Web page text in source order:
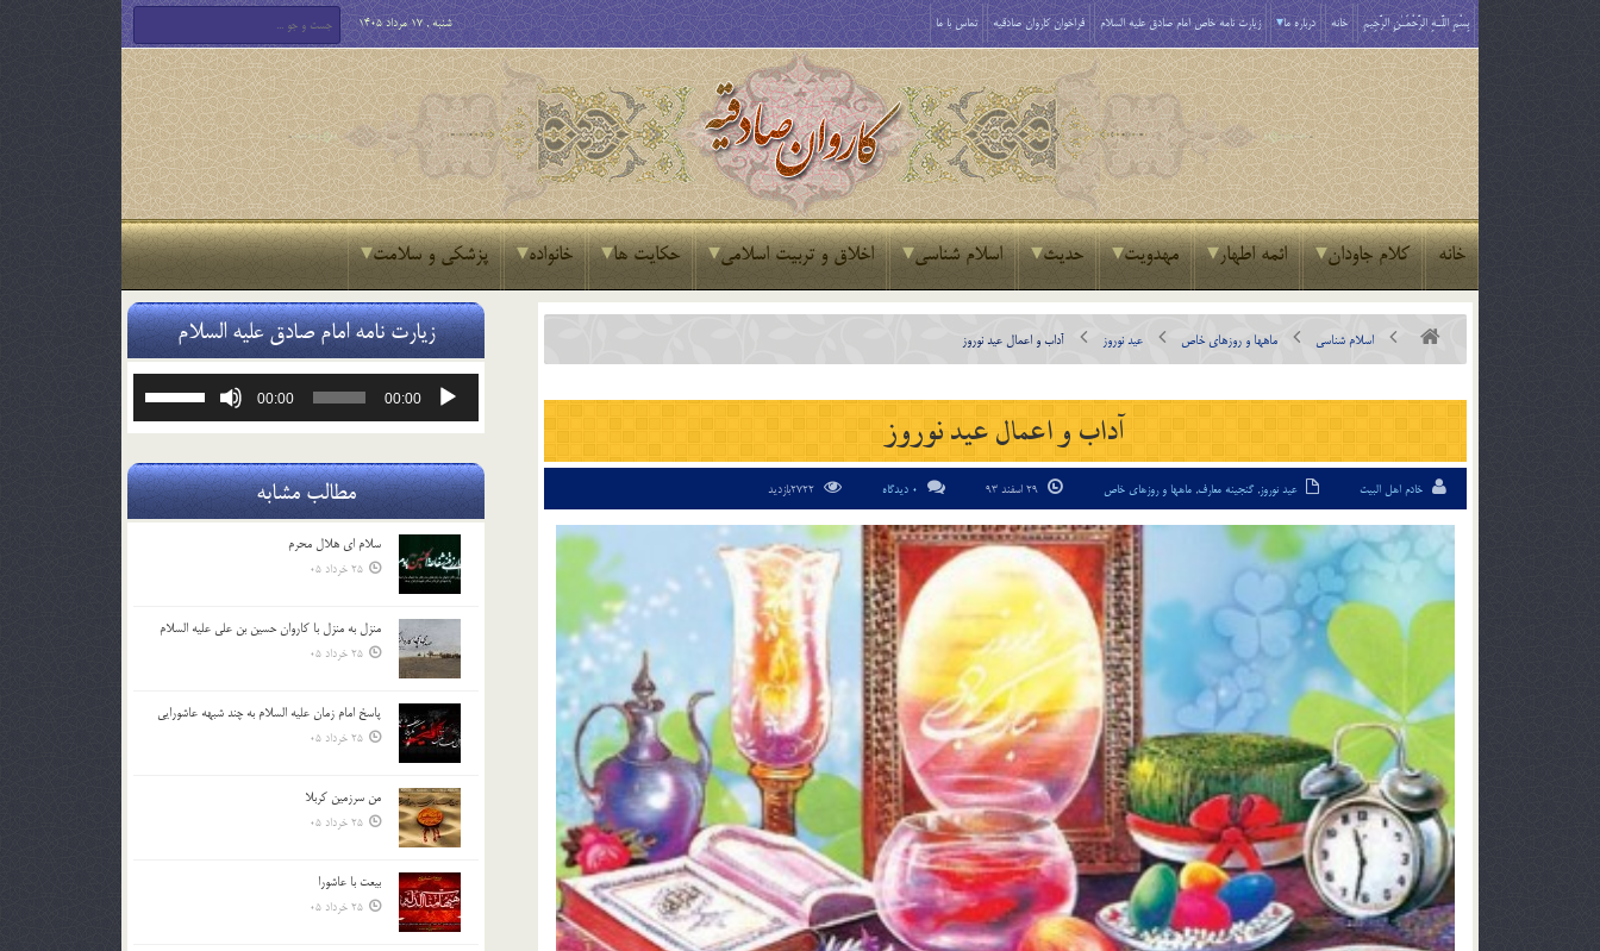
بِسْمِ اللَّـهِ الرَّحْمَـٰنِ الرَّحِيمِ خانه درباره ما زیارت نامه خاص امام صادق علیه السلام فراخوان کاروان صادقیه تماس با ما شنبه , 17 مرداد 1405
خانه کلام جاودان ائمه اطهار مهدویت حدیث اسلام شناسی اخلاق و تربیت اسلامی حکایت ها خانواده پزشکی و سلامت
اسلام شناسی ماهها و روزهای خاص عید نوروز آداب و اعمال عید نوروز
آداب و اعمال عید نوروز
خادم اهل البیت عید نوروز, گنجینه معارف, ماهها و روزهای خاص 0 دیدگاه
زیارت نامه امام صادق علیه السلام
پخش‌کننده
00:00
00:00
یا
صدا
کلیدهای
مطالب مشابه
سلام ای هلال محرم
25 خرداد 05
منزل به منزل با کاروان حسین بن علی علیه السلام
25 خرداد 05
پاسخ امام زمان علیه السلام به چند شبهه عاشورایی
25 خرداد 05
من سرزمین کربلا
25 خرداد 05
بیعت با عاشورا
25 خرداد 05